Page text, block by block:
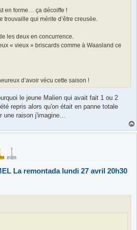
en forme… ça décoiffe !
trouvaille qui mérite d’être creusée.
les deux en concurrence.
« vieux » briscards comme à Waasland ce
d’avoir vécu cette saison !
le jeune Malien qui avait fait 1 ou 2
repris alors qu'on était en panne totale
une raison j'imagine...
La remontada lundi 27 avril 20h30